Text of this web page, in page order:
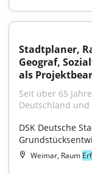
Stadtplaner,
Geograf,
als
Seit über 65
Deutschland
DSK Deutsche
Weimar, Raum